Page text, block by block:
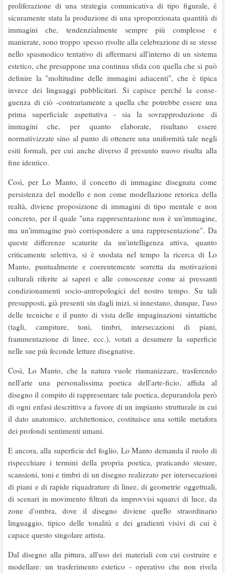
prolife­razione di una strategia comunicativa di tipo figu­rale, è
sicuramente stata la produzione di una spro­porzionata quantità di
immagini che, tendenzial­mente sempre più com­plesse e
manierate, sono troppo spesso rivolte alla celebrazione di se stesse
nello spasmodico tentativo di affermarsi all'interno di un sistema
estetico, che presuppone una continua sfida con quella che si può
definire la "moltitudine delle immagini adiacenti", che è tipica
invece dei linguaggi pubblicitari. Si capisce perché la conse­
guenza di ciò -contrariamente a quella che potreb­be essere una
prima superficiale aspettativa - sia la sovrapproduzione di
immagini che, per quanto elaborate, risultano essere
normativizzate sino al punto di ottenere una uniformità tale negli
esiti formali, per cui anche diverso il presunto nuovo risulta alla
fine identico.
Così, per Lo Manto, il concetto di immagine disegnata come
persistenza del modello e non come modellazione retorica della
realtà, diviene proposizio­ne di immagini di tipo mentale e non
concreto, per il quale "una rappresentazione non è un'immagi­ne,
ma un'immagine può corrispondere a una rap­presentazione". Da
queste differenze scaturite da un'intelligenza attiva, quanto
criticamente seletti­va, si è snodata nel tempo la ricerca di Lo
Manto, puntualmente e coerentemente sorretta da moti­vazioni
culturali riferite ai saperi e alle conoscenze come ai pressanti
condizionamenti socio-antropo­logici del nostro tempo. Su tali
presupposti, già presenti sin dagli inizi, si innestano, dunque, l'uso
delle tecniche e il punto di vista delle impagina­zioni sintattiche
(tagli, campiture, toni, timbri, intersecazioni di piani,
frammentazione di linee, ecc.), votati a desumere la superficie
nelle sue più feconde letture disegnative.
Così, Lo Manto, che la natura vuole riumaniz­zare, trasferendo
nell'arte una personalissima poe­tica dell'arte-ficio, affida al
disegno il compito di rappresentare tale poetica, depurandola però
di ogni enfasi descrittiva a favore di un impianto strutturale in cui
il dato anatomico, architettonico, costituisce una sottile metafora
dei profondi senti­menti umani.
E ancora, alla superficie del foglio, Lo Manto demanda il ruolo di
rispecchiare i termini della propria poetica, pratican­do stesure,
scansioni, toni e timbri di un disegno rea­lizzato per intersecazioni
di piani e di rapide riqua­drature di linee, di geome­trie oggettuali,
di scenari in movimento filtrati da improvvisi squarci di luce, da
zone d'ombra, dove il disegno diviene quello straordinario
linguaggio, tipico delle tonalità e dei gradienti visivi di cui è
capace questo singolare artista.
Dal disegno alla pittu­ra, all'uso dei materiali con cui costruire e
model­lare: un trasferimento estetico - operativo che non rivela